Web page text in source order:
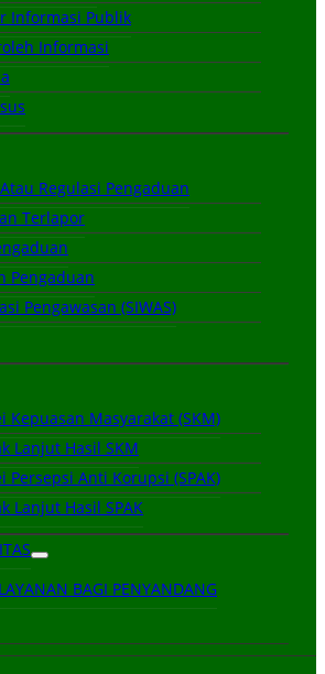
Informasi Publik
Informasi
Regulasi Pengaduan
Terlapor
Pengaduan
Pengawasan (SIWAS)
Kepuasan Masyarakat (SKM)
Lanjut Hasil SKM
Persepsi Anti Korupsi (SPAK)
Lanjut Hasil SPAK
BAGI PENYANDANG